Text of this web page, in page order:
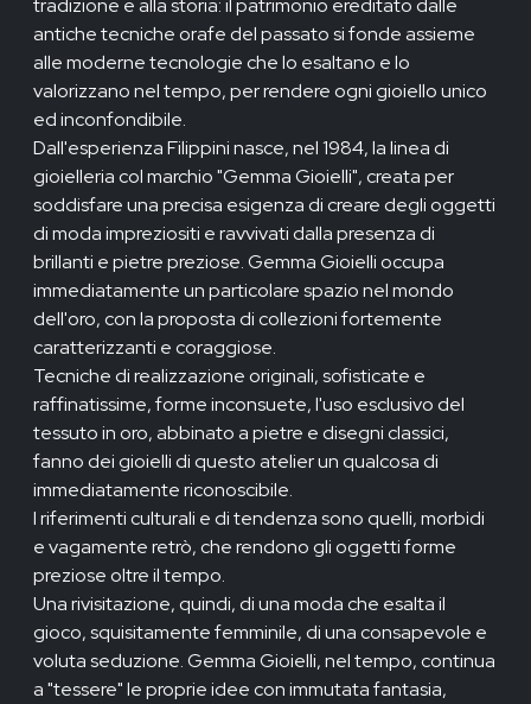
tradizione e alla storia: il patrimonio ereditato dalle
antiche tecniche orafe del passato si fonde assieme
alle moderne tecnologie che lo esaltano e lo
valorizzano nel tempo, per rendere ogni gioiello unico
ed inconfondibile.
Dall'esperienza Filippini nasce, nel 1984, la linea di
gioielleria col marchio "Gemma Gioielli", creata per
soddisfare una precisa esigenza di creare degli oggetti
di moda impreziositi e ravvivati dalla presenza di
brillanti e pietre preziose. Gemma Gioielli occupa
immediatamente un particolare spazio nel mondo
dell'oro, con la proposta di collezioni fortemente
caratterizzanti e coraggiose.
Tecniche di realizzazione originali, sofisticate e
raffinatissime, forme inconsuete, l'uso esclusivo del
tessuto in oro, abbinato a pietre e disegni classici,
fanno dei gioielli di questo atelier un qualcosa di
immediatamente riconoscibile.
I riferimenti culturali e di tendenza sono quelli, morbidi
e vagamente retrò, che rendono gli oggetti forme
preziose oltre il tempo.
Una rivisitazione, quindi, di una moda che esalta il
gioco, squisitamente femminile, di una consapevole e
voluta seduzione. Gemma Gioielli, nel tempo, continua
a "tessere" le proprie idee con immutata fantasia,